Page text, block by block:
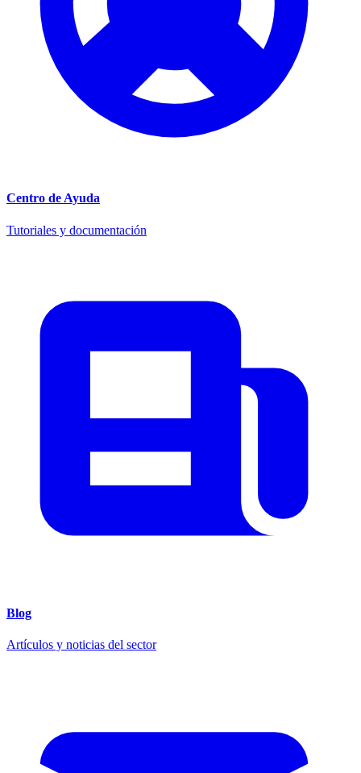
Centro de Ayuda
Tutoriales y documentación
Blog
Artículos y noticias del sector